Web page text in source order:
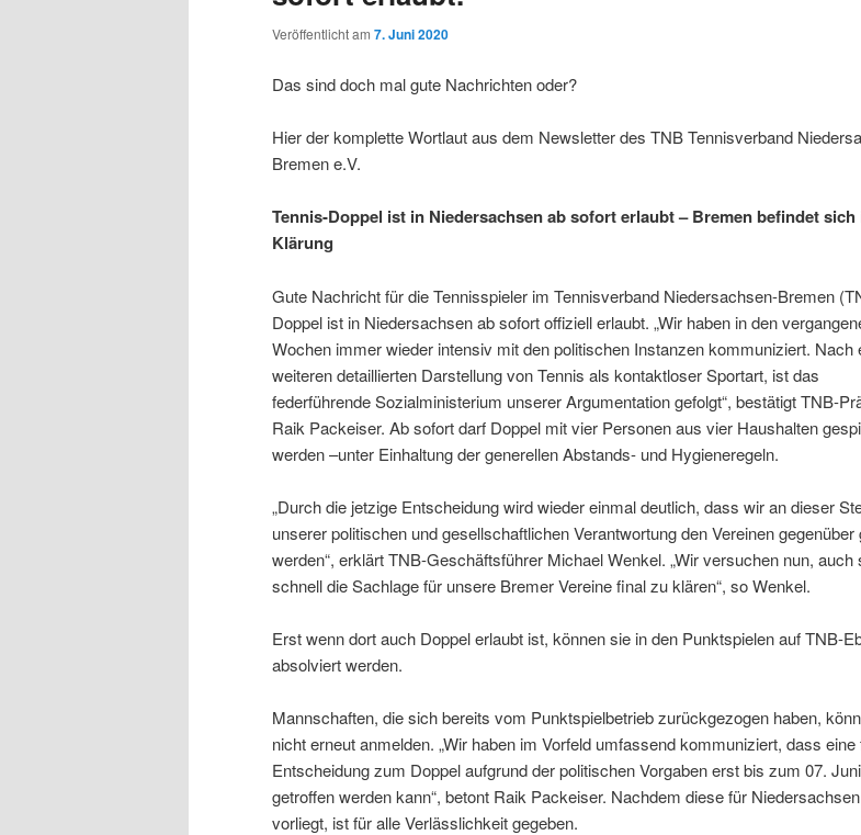
Veröffentlicht am 7. Juni 2020
Das sind doch mal gute Nachrichten oder?
Hier der komplette Wortlaut aus dem Newsletter des TNB Tennisverband
Bremen e.V.
Tennis-Doppel ist in Niedersachsen ab sofort erlaubt – Bremen befindet sich
Klärung
Gute Nachricht für die Tennisspieler im Tennisverband Niedersachsen-Bremen
Doppel ist in Niedersachsen ab sofort offiziell erlaubt. „Wir haben in den
Wochen immer wieder intensiv mit den politischen Instanzen kommuniziert. Nach
weiteren detaillierten Darstellung von Tennis als kontaktloser Sportart, ist das
federführende Sozialministerium unserer Argumentation gefolgt“, bestätigt TNB-
Raik Packeiser. Ab sofort darf Doppel mit vier Personen aus vier Haushalten
werden –unter Einhaltung der generellen Abstands- und Hygieneregeln.
„Durch die jetzige Entscheidung wird wieder einmal deutlich, dass wir an dieser
unserer politischen und gesellschaftlichen Verantwortung den Vereinen gegenüber
werden“, erklärt TNB-Geschäftsführer Michael Wenkel. „Wir versuchen nun, auch
schnell die Sachlage für unsere Bremer Vereine final zu klären“, so Wenkel.
Erst wenn dort auch Doppel erlaubt ist, können sie in den Punktspielen auf TNB-
absolviert werden.
Mannschaften, die sich bereits vom Punktspielbetrieb zurückgezogen haben,
nicht erneut anmelden. „Wir haben im Vorfeld umfassend kommuniziert, dass eine
Entscheidung zum Doppel aufgrund der politischen Vorgaben erst bis zum 07. Juni
getroffen werden kann“, betont Raik Packeiser. Nachdem diese für
vorliegt, ist für alle Verlässlichkeit gegeben.